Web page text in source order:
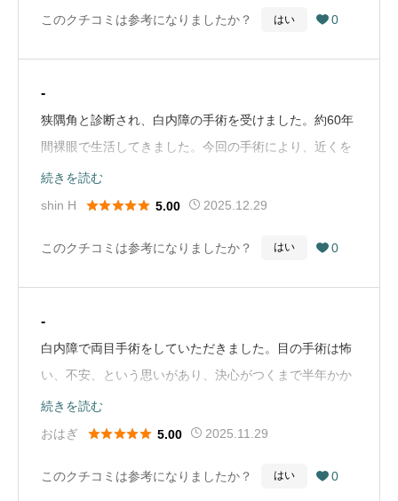
このクチコミは参考になりましたか？ はい  0
-
狭隅角と診断され、白内障の手術を受けました。約60年
間裸眼で生活してきました。今回の手術により、近くを
見る時は老眼鏡に頼らざるを得ないと覚悟しましたが、
今野先生に勧めて頂いた多焦点レンズにしたところ、術
ざいました。（Google Mapから引用）
続きを読む
shin H
 5.00 2025.12.29
このクチコミは参考になりましたか？ はい  0
-
白内障で両目手術をしていただきました。目の手術は怖
い、不安、という思いがあり、決心がつくまで半年かか
りました。手術当日はかなり緊張していましたが、動画
の説明通り「ぼうっと光の中心を見る」と深呼吸を意識
にありませんでした。先生から「とてもスムーズにでき
続きを読む
おはぎ
 5.00 2025.11.29
このクチコミは参考になりましたか？ はい  0